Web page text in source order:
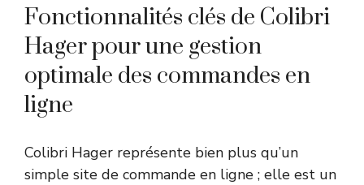
Fonctionnalités clés de Colibri
Hager pour une gestion
optimale des commandes en
ligne
Colibri Hager représente bien plus qu’un
simple site de commande en ligne ; elle est un